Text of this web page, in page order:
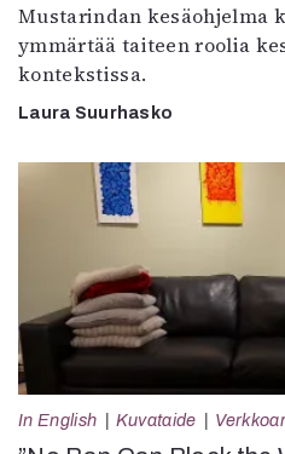
Mustarindan kesäohjelma
ymmärtää taiteen roolia
kontekstissa.
Laura Suurhasko
In English Kuvataide